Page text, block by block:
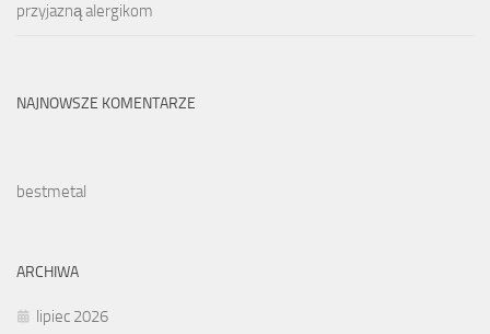
przyjazną alergikom
NAJNOWSZE KOMENTARZE
bestmetal
ARCHIWA
lipiec 2026